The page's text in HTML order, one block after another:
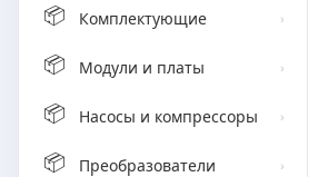
📦 Комплектующие ›
📦 Модули и платы ›
📦 Насосы и компрессоры ›
📦 Преобразователи ›